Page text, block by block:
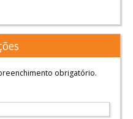
obrigatório.